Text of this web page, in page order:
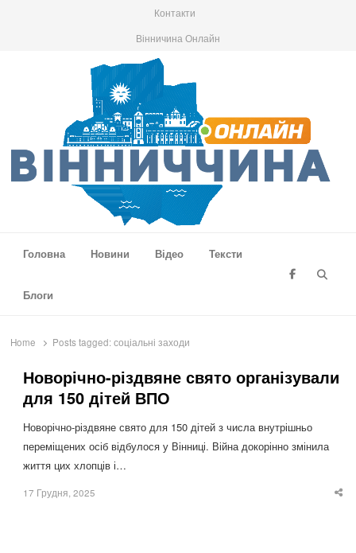
Контакти
Вінничина Онлайн
Головна
Новини Відео Тексти
Блоги
Home Posts tagged:соціальні заходи
Новорічно-різдвяне свято організували
для 150 дітей ВПО
Новорічно-різдвяне свято для 150 дітей з числа внутрішньо
переміщених осіб відбулося у Вінниці. Війна докорінно змінила
життя цих хлопців і…
17 Грудня, 2025